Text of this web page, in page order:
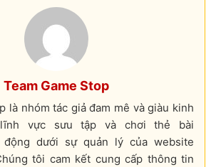
Team Game Stop
là nhóm tác giả đam mê và giàu kinh
vực sưu tập và chơi thẻ bài
động dưới sự quản lý của website
tôi cam kết cung cấp thông tin